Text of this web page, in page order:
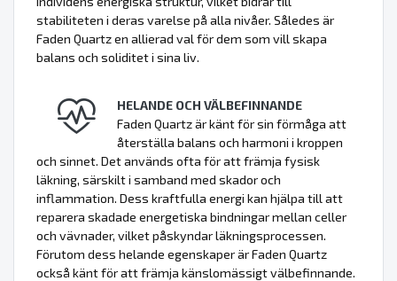
stabiliteten i deras varelse på alla nivåer. Således är
Faden Quartz en allierad val för dem som vill skapa
balans och soliditet i sina liv.
HELANDE OCH VÄLBEFINNANDE
Faden Quartz är känt för sin förmåga att
återställa balans och harmoni i kroppen
och sinnet. Det används ofta för att främja fysisk
läkning, särskilt i samband med skador och
inflammation. Dess kraftfulla energi kan hjälpa till att
reparera skadade energetiska bindningar mellan celler
och vävnader, vilket påskyndar läkningsprocessen.
Förutom dess helande egenskaper är Faden Quartz
också känt för att främja känslomässigt välbefinnande.